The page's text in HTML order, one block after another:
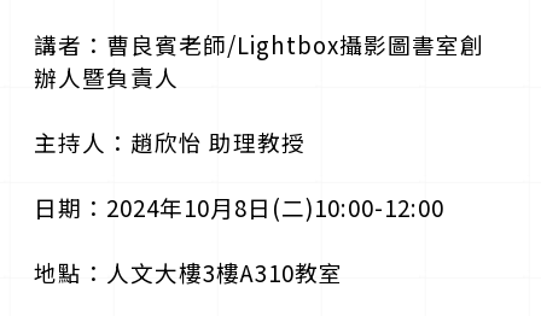
講者：曹良賓老師/Lightbox攝影圖書室創
辦人暨負責人
主持人：趙欣怡 助理教授
日期：2024年10月8日(二)10:00-12:00
地點：人文大樓3樓A310教室